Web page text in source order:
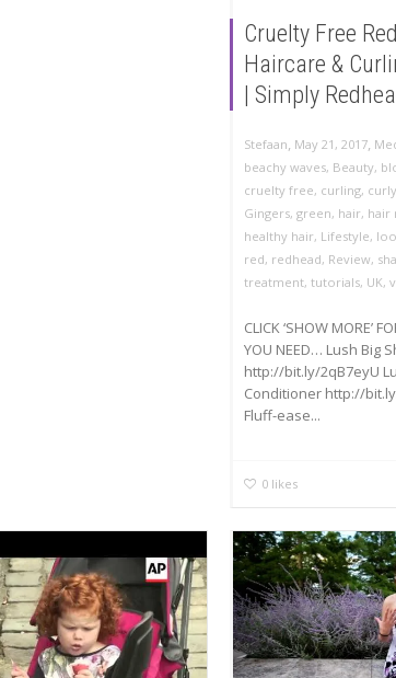
Cruelty Free
Haircare &
| Simply
Stefaan, May 21, 2017,
beachy waves, Beauty,
cruelty free, curling,
Gingers, green, hair, hair
healthy hair, Lifestyle,
red, redhead, Review,
treatment, tutorials, UK,
CLICK ‘SHOW MORE’
YOU NEED… Lush Big
http://bit.ly/2qB7eyU
Conditioner http://
Fluff-ease...
0 likes